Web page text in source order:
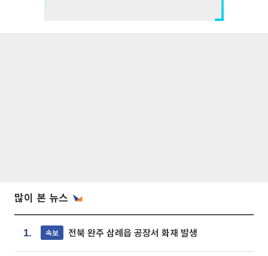
많이 본 뉴스
1. 속보 전북 완주 삼례읍 공장서 화재 발생